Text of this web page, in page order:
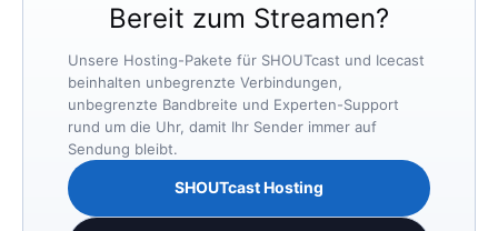
Bereit zum Streamen?
Unsere Hosting-Pakete für SHOUTcast und Icecast
beinhalten unbegrenzte Verbindungen,
unbegrenzte Bandbreite und Experten-Support
rund um die Uhr, damit Ihr Sender immer auf
Sendung bleibt.
SHOUTcast Hosting